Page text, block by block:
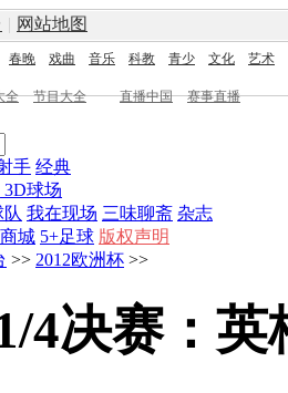
| 网站地图
春晚 戏曲 音乐 科教 青少 文化 艺术
全 节目大全 直播中国
赛事直播
手 经典
3D球场
我在现场 三味聊斋 杂志
城 5+足球 版权声明
>> 2012欧洲杯 >>
4决赛：